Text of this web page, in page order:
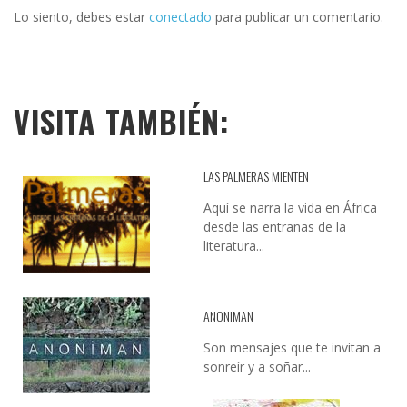
Lo siento, debes estar conectado para publicar un comentario.
VISITA TAMBIÉN:
LAS PALMERAS MIENTEN
Aquí se narra la vida en África
desde las entrañas de la
literatura...
ANONIMAN
Son mensajes que te invitan a
sonreír y a soñar...